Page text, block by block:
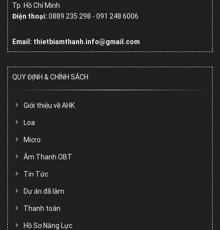
Tp. Hồ Chí Minh
Điện thoại: 0889 235 298 - 091 248 6006
Email: thietbiamthanh.info@gmail.com
QUY ĐỊNH & CHÍNH SÁCH
Giới thiệu về AHK
Loa
Micro
Âm Thanh OBT
Tin Tức
Dự án đã làm
Thanh toán
Hồ Sơ Năng Lực